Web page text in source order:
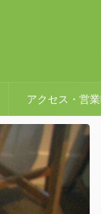
アクセス・営